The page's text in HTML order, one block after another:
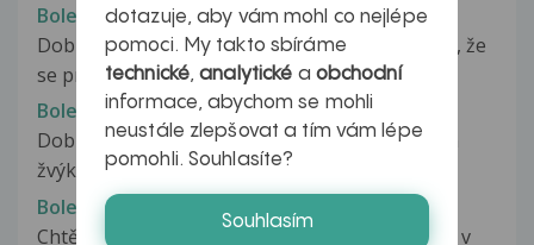
Bolesti třísel
Dobrý den,chtěl bych se zeptat.Můj problém je , že
se probouzím ve 3 ráno a...
Bolesti třísel
Dobrý den, přestávám kouřit díky nicorettovým
žvýkačkám. Mám na Vás dotaz. Je...
Bolesti třísel
Chtěla bych se zeptat, přítel již má týden bolest v
dotazuje, aby vám mohl co nejlépe
pomoci. My takto sbíráme
technické,analytické a obchodní
informace, abychom se mohli
neustále zlepšovat a tím vám lépe
pomohli. Souhlasíte?
Souhlasím